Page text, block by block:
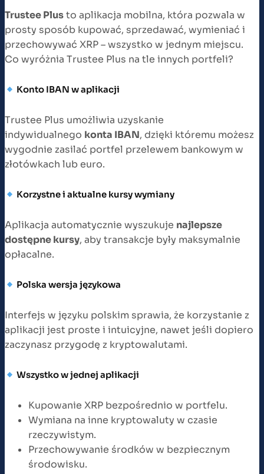
Trustee Plusto aplikacja mobilna, która pozwala w
prosty sposób kupować, sprzedawać, wymieniać i
przechowywać XRP – wszystko w jednym miejscu.
Co wyróżnia Trustee Plus na tle innych portfeli?
Konto IBAN w aplikacji
Trustee Plus umożliwia uzyskanie
indywidualnego konta IBAN, dzięki któremu możesz
wygodnie zasilać portfel przelewem bankowym w
złotówkach lub euro.
Korzystne i aktualne kursy wymiany
Aplikacja automatycznie wyszukuje najlepsze
dostępne kursy, aby transakcje były maksymalnie
opłacalne.
Polska wersja językowa
Interfejs w języku polskim sprawia, że korzystanie z
aplikacji jest proste i intuicyjne, nawet jeśli dopiero
zaczynasz przygodę z kryptowalutami.
Wszystko w jednej aplikacji
Kupowanie XRP bezpośrednio w portfelu.
Wymiana na inne kryptowaluty w czasie
rzeczywistym.
Przechowywanie środków w bezpiecznym
środowisku.